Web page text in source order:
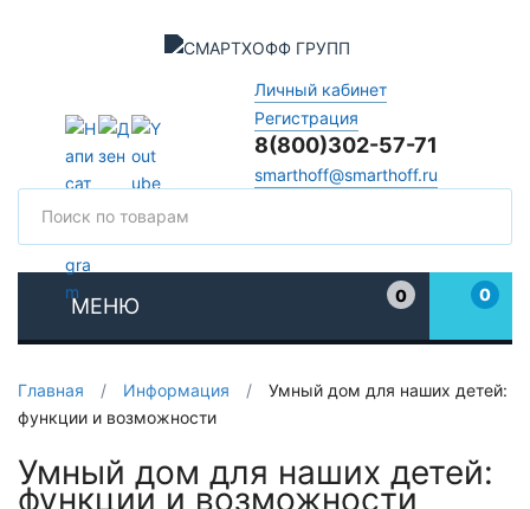
Личный кабинет
Регистрация
8(800)302-57-71
smarthoff@smarthoff.ru
МЕНЮ
0
0
Главная / Информация /
Умный дом для наших детей:
функции и возможности
Умный дом для наших детей:
функции и возможности